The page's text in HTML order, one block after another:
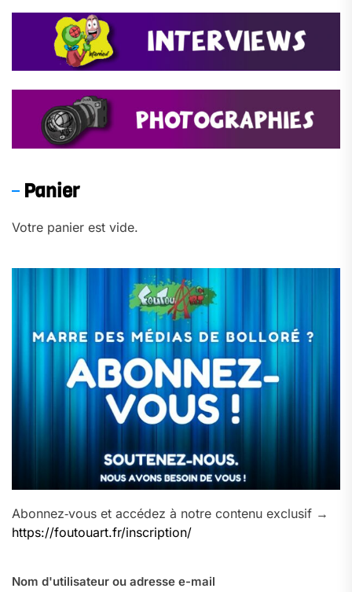
Panier
Votre panier est vide.
Abonnez‑vous et accédez à notre contenu exclusif →
https://foutouart.fr/inscription/
Nom d'utilisateur ou adresse e-mail